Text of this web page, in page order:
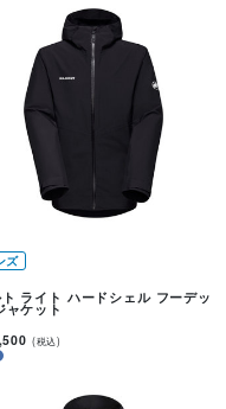
ズ
ライト ハードシェル フーデッ
ャケット
(税込)